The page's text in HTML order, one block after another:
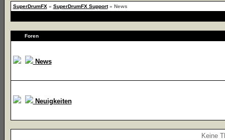
SuperDrumFX» SuperDrumFX Support» News
Foren
News
Neuigkeiten
Keine